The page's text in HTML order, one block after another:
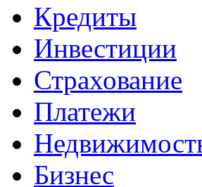
Кредиты
Инвестиции
Страхование
Платежи
Бизнес